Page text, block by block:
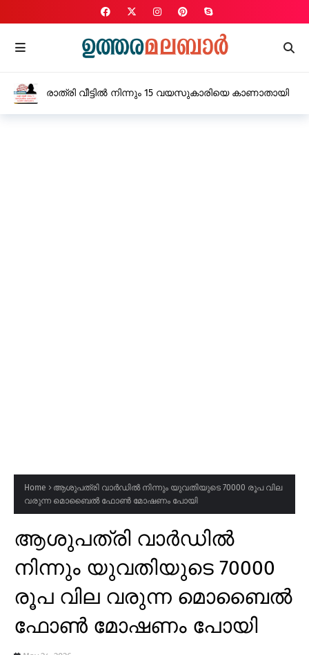
രാത്രി വീട്ടിൽ നിന്നും 15 വയസുകാരിയെ കാണാതായി
Home
ആശുപത്രി വാർഡിൽ നിന്നും യുവതിയുടെ 70000 രൂപ വില
വരുന്ന മൊബൈൽ ഫോൺ മോഷണം പോയി
ആശുപത്രി വാർഡിൽ
നിന്നും യുവതിയുടെ 70000
രൂപ വില വരുന്ന മൊബൈൽ
ഫോൺ മോഷണം പോയി